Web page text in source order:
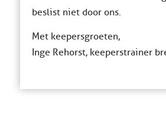
beslist niet door ons.
Met keepersgroeten,
Inge Rehorst, keeperstrainer